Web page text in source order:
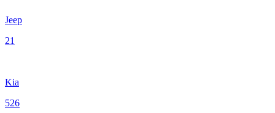
Jeep
21
Kia
526